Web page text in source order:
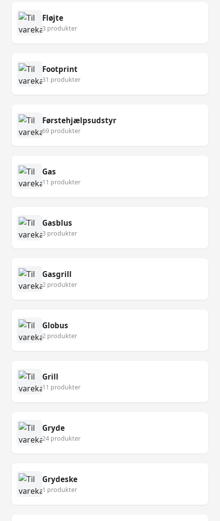
Fløjte
3 produkter
Footprint
31 produkter
Førstehjælpsudstyr
69 produkter
Gas
11 produkter
Gasblus
3 produkter
Gasgrill
2 produkter
Globus
2 produkter
Grill
11 produkter
Gryde
24 produkter
Grydeske
1 produkter